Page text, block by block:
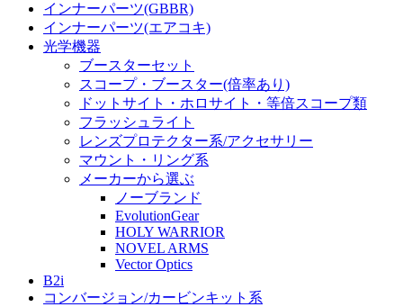
インナーパーツ(GBBR)
インナーパーツ(エアコキ)
光学機器
ブースターセット
スコープ・ブースター(倍率あり)
ドットサイト・ホロサイト・等倍スコープ類
フラッシュライト
レンズプロテクター系/アクセサリー
マウント・リング系
メーカーから選ぶ
ノーブランド
EvolutionGear
HOLY WARRIOR
NOVEL ARMS
Vector Optics
B2i
コンバージョン/カービンキット系